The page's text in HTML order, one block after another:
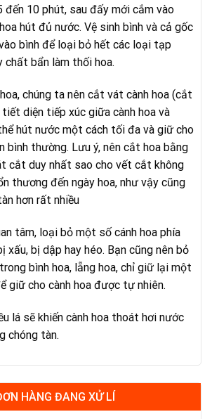
10 phút, sau đấy mới cắm vào
hút đủ nước. Vệ sinh bình và cả gốc
bình để loại bỏ hết các loại tạp
chất bẩn làm thối hoa.
chúng ta nên cắt vát cành hoa (cắt
diện tiếp xúc giữa cành hoa và
hút nước một cách tối đa và giữ cho
bình thường. Lưu ý, nên cắt hoa bằng
cắt duy nhất sao cho vết cắt không
thương đến ngày hoa, như vậy cũng
hơn rất nhiều
tâm, loại bỏ một số cánh hoa phía
xấu, bị dập hay héo. Bạn cũng nên bỏ
bình hoa, lẵng hoa, chỉ giữ lại một
giữ cho cành hoa được tự nhiên.
lá sẽ khiến cành hoa thoát hơi nước
chóng tàn.
HÀNG ĐANG XỬ LÍ